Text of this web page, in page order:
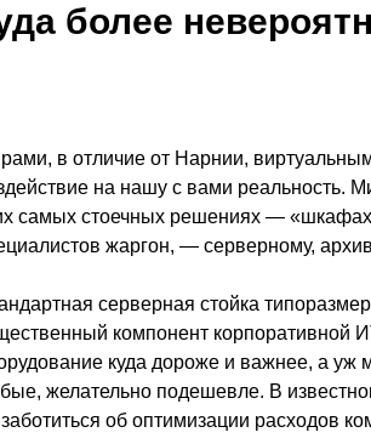
более
в отличие от Нарнии,
на нашу с вами реальность.
самых стоечных решениях —
жаргон, — серверному,
серверная стойка
компонент корпоративной
куда дороже и важнее, а уж
желательно подешевле. В
об оптимизации расходов